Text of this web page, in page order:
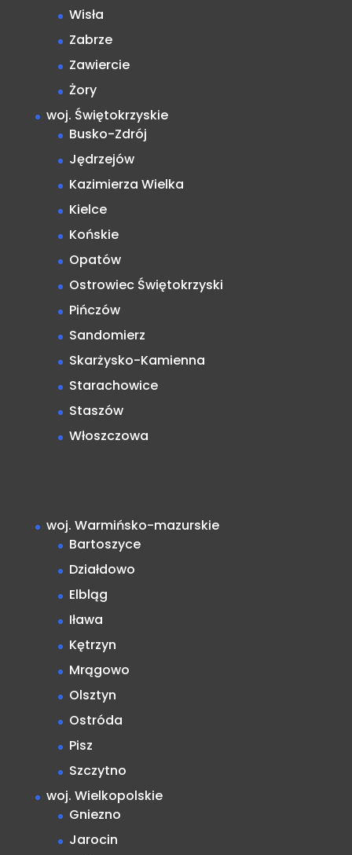
Wisła
Zabrze
Zawiercie
Żory
woj. Świętokrzyskie
Busko-Zdrój
Jędrzejów
Kazimierza Wielka
Kielce
Końskie
Opatów
Ostrowiec Świętokrzyski
Pińczów
Sandomierz
Skarżysko-Kamienna
Starachowice
Staszów
Włoszczowa
woj. Warmińsko-mazurskie
Bartoszyce
Działdowo
Elbląg
Iława
Kętrzyn
Mrągowo
Olsztyn
Ostróda
Pisz
Szczytno
woj. Wielkopolskie
Gniezno
Jarocin